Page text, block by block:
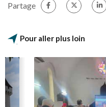
Partage
Pour aller plus loin